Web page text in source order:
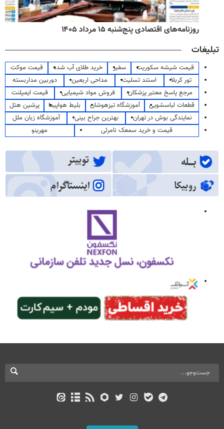
روزنامه‌های اقتصادی پنج‌شنبه ۱۵ مرداد ۱۴۰۵
تبلیغات
قیمت شیشه سکوریت سفیر خرید طلای آب شده
قیمت موکت
تور کربلا
استند تسلیت مداحی اربعین
دوربین مداربسته
مرجع پاسخ معتبر پزشکان
فروش مواد شیمیایی
قیمت ایمپلنت
قطعات لباسشویی
آموزشگاه تیزهوشان بلیط هواپیما
پرشین هتل
نمایندگی بوش در تهران
بهترین جراح بینی
آموزشگاه زبان ملل
قیمت و خرید سمعک نامرئی
مهرینو